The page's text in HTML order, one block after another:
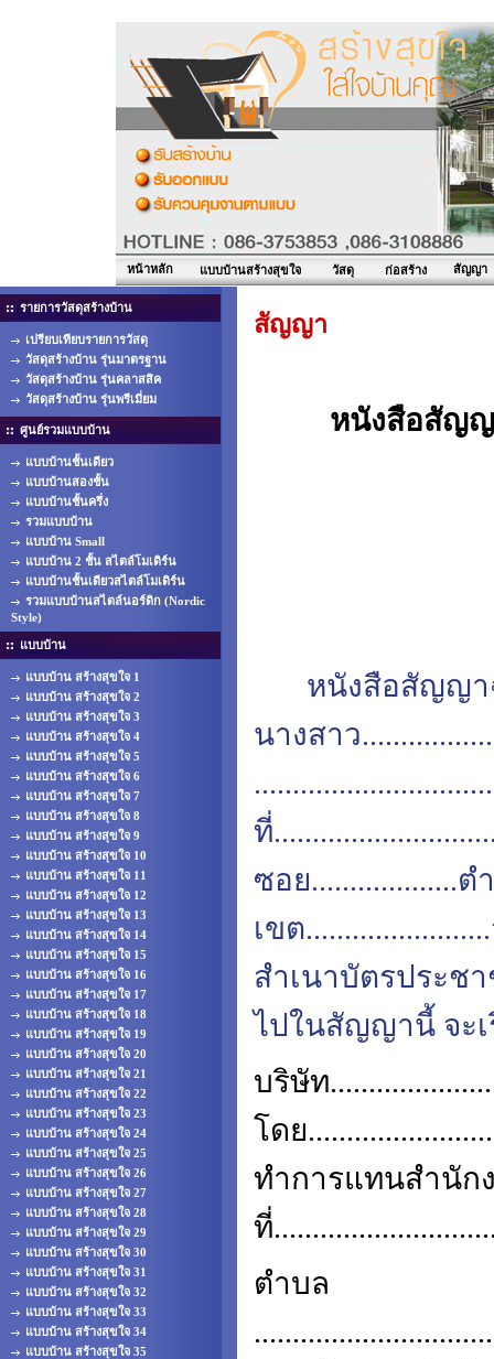
หน้าหลัก แบบบ้านสร้างสุขใจ วัสดุ ก่อสร้าง สัญญา
รายการวัสดุสร้างบ้าน
เปรียบเทียบรายการวัสดุ
วัสดุสร้างบ้าน รุ่นมาตรฐาน
วัสดุสร้างบ้าน รุ่นคลาสสิค
วัสดุสร้างบ้าน รุ่นพรีเมี่ยม
ศูนย์รวมแบบบ้าน
แบบบ้านชั้นเดียว
แบบบ้านสองชั้น
แบบบ้านชั้นครึ่ง
รวมแบบบ้าน
แบบบ้าน Small
แบบบ้าน 2 ชั้น สไตล์โมเดิร์น
แบบบ้านชั้นเดียวสไตล์โมเดิร์น
รวมแบบบ้านสไตล์นอร์ดิก (Nordic
Style)
แบบบ้าน
แบบบ้าน สร้างสุขใจ 1
แบบบ้าน สร้างสุขใจ 2
แบบบ้าน สร้างสุขใจ 3
แบบบ้าน สร้างสุขใจ 4
แบบบ้าน สร้างสุขใจ 5
แบบบ้าน สร้างสุขใจ 6
แบบบ้าน สร้างสุขใจ 7
แบบบ้าน สร้างสุขใจ 8
แบบบ้าน สร้างสุขใจ 9
แบบบ้าน สร้างสุขใจ 10
แบบบ้าน สร้างสุขใจ 11
แบบบ้าน สร้างสุขใจ 12
แบบบ้าน สร้างสุขใจ 13
แบบบ้าน สร้างสุขใจ 14
แบบบ้าน สร้างสุขใจ 15
แบบบ้าน สร้างสุขใจ 16
แบบบ้าน สร้างสุขใจ 17
แบบบ้าน สร้างสุขใจ 18
แบบบ้าน สร้างสุขใจ 19
แบบบ้าน สร้างสุขใจ 20
แบบบ้าน สร้างสุขใจ 21
แบบบ้าน สร้างสุขใจ 22
แบบบ้าน สร้างสุขใจ 23
แบบบ้าน สร้างสุขใจ 24
แบบบ้าน สร้างสุขใจ 25
แบบบ้าน สร้างสุขใจ 26
แบบบ้าน สร้างสุขใจ 27
แบบบ้าน สร้างสุขใจ 28
แบบบ้าน สร้างสุขใจ 29
แบบบ้าน สร้างสุขใจ 30
แบบบ้าน สร้างสุขใจ 31
แบบบ้าน สร้างสุขใจ 32
แบบบ้าน สร้างสุขใจ 33
แบบบ้าน สร้างสุขใจ 34
แบบบ้าน สร้างสุขใจ 35
สัญญา
หนังสือสัญญ
หนังสือสัญญา
นางสาว
ที่
ซอย...................ต
เขต
สำเนาบัตรประช
ไปในสัญญานี้ จะเ
บริษัท
โดย
ทำการแทนสำนัก
ที่
ตำบล